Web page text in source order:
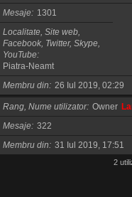
Mesaje
1301
Localitate, Site web,
Facebook, Twitter, Skype,
YouTube
Piatra-Neamt
Membru din
26 Iul 2019, 02:29
Rang, Nume utilizator Owner
Mesaje 322
Membru din
31 Iul 2019, 17:51
2